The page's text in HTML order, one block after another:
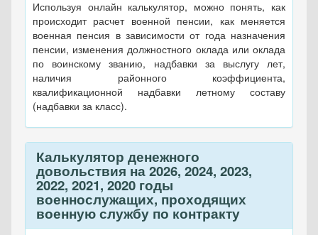
Используя онлайн калькулятор, можно понять, как
происходит расчет военной пенсии, как меняется
военная пенсия в зависимости от года назначения
пенсии, изменения должностного оклада или оклада
по воинскому званию, надбавки за выслугу лет,
наличия районного коэффициента,
квалификационной надбавки летному составу
(надбавки за класс).
Калькулятор денежного
довольствия на 2026, 2024, 2023,
2022, 2021, 2020 годы
военнослужащих, проходящих
военную службу по контракту